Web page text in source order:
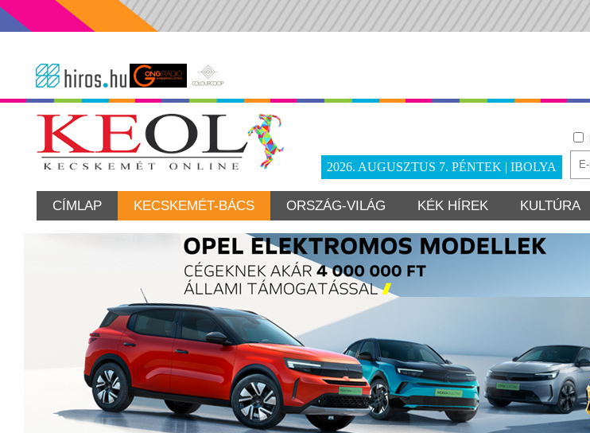
2026. AUGUSZTUS 7. PÉNTEK | IBOLYA
CÍMLAP KECSKEMÉT-BÁCS ORSZÁG-VILÁG KÉK HÍREK KULTÚRA